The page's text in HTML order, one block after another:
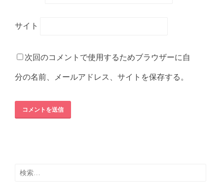
サイト
次回のコメントで使用するためブラウザーに自
分の名前、メールアドレス、サイトを保存する。
検